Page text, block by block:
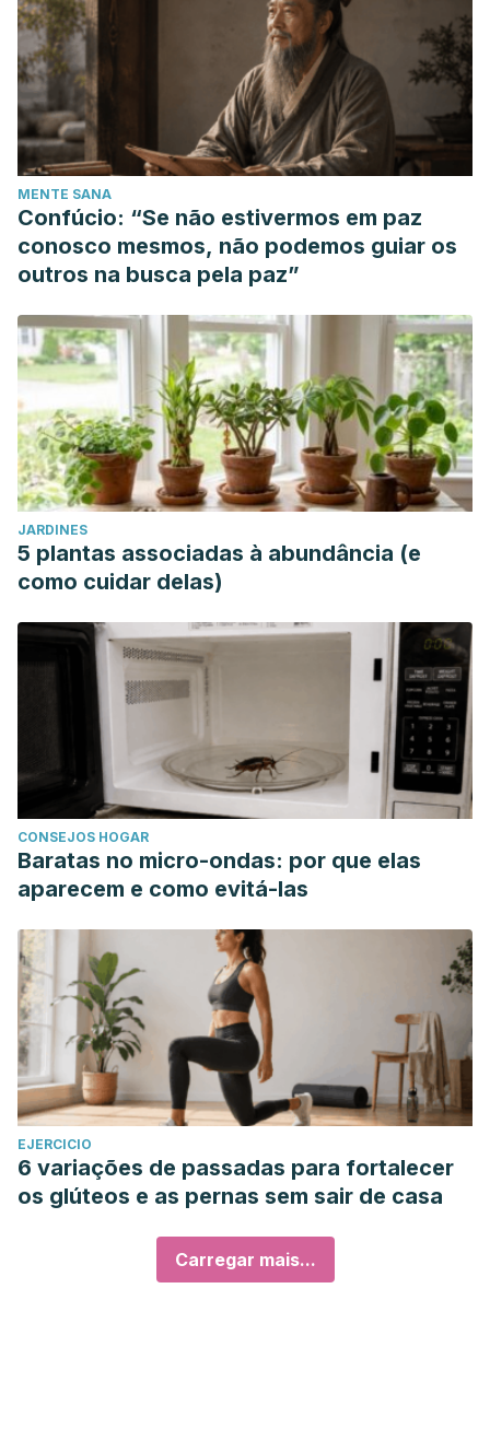
MENTE SANA
Confúcio: “Se não estivermos em paz
conosco mesmos, não podemos guiar os
outros na busca pela paz”
JARDINES
5 plantas associadas à abundância (e
como cuidar delas)
CONSEJOS HOGAR
Baratas no micro-ondas: por que elas
aparecem e como evitá-las
EJERCICIO
6 variações de passadas para fortalecer
os glúteos e as pernas sem sair de casa
Carregar mais...